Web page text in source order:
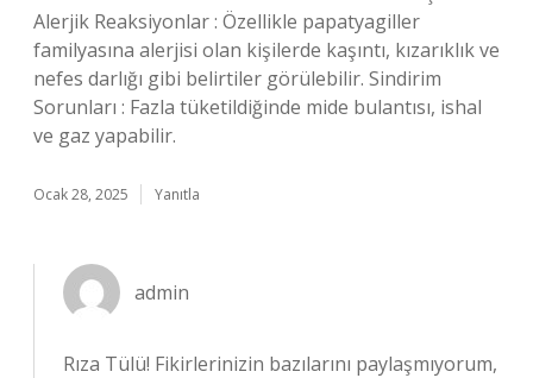
Alerjik Reaksiyonlar : Özellikle papatyagiller
familyasına alerjisi olan kişilerde kaşıntı, kızarıklık ve
nefes darlığı gibi belirtiler görülebilir. Sindirim
Sorunları : Fazla tüketildiğinde mide bulantısı, ishal
ve gaz yapabilir.
Ocak 28, 2025 Yanıtla
admin
Rıza Tülü! Fikirlerinizin bazılarını paylaşmıyorum,